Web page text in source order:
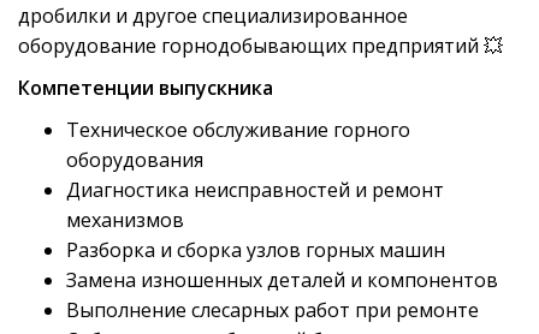
дробилки и другое специализированное
оборудование горнодобывающих предприятий 💥
Компетенции выпускника
Техническое обслуживание горного
оборудования
Диагностика неисправностей и ремонт
механизмов
Разборка и сборка узлов горных машин
Замена изношенных деталей и компонентов
Выполнение слесарных работ при ремонте